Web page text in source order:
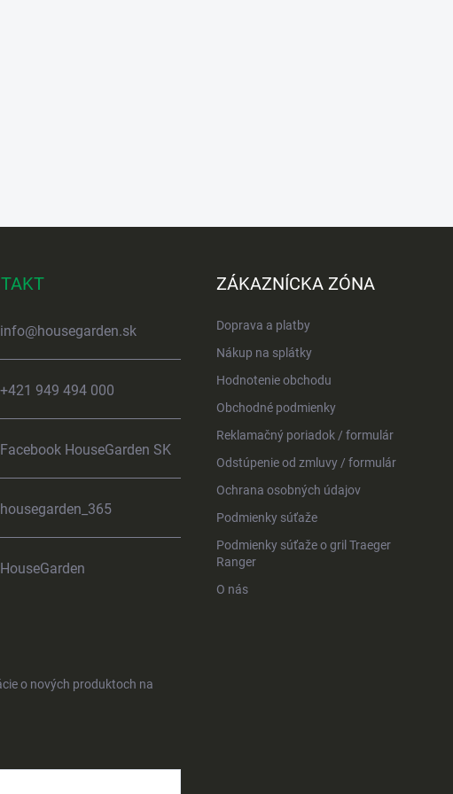
info@housegarden.sk
+421 949 494 000
Facebook HouseGarden SK
housegarden_365
HouseGarden
ZÁKAZNÍCKA ZÓNA
Doprava a platby
Nákup na splátky
Hodnotenie obchodu
Obchodné podmienky
Reklamačný poriadok / formulár
Odstúpenie od zmluvy / formulár
Ochrana osobných údajov
Podmienky súťaže
Podmienky súťaže o gril Traeger
Ranger
O nás
o nových produktoch na